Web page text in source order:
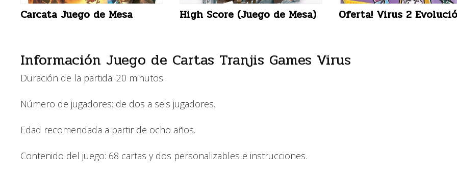
Carcata Juego de Mesa High Score (Juego de Mesa) Oferta! Virus 2
Información Juego de Cartas Tranjis Games Virus
Duración de la partida: 20 minutos.
Número de jugadores: de dos a seis jugadores.
Edad recomendada a partir de ocho años.
Contenido del juego: 68 cartas y dos personalizables e instrucciones.